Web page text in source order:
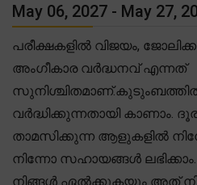
May 06, 2027 - May 27,
പരീക്ഷകളിൽ വിജയം,
അംഗീകാര വർദ്ധനവ് എന്നത്
വർദ്ധിക്കുന്നതായി കാണാം.
താമസിക്കുന്ന ആളുകളിൽ
നിന്നോ സഹായങ്ങൾ
നിങ്ങൾ ഏൽക്കുകയും അത്